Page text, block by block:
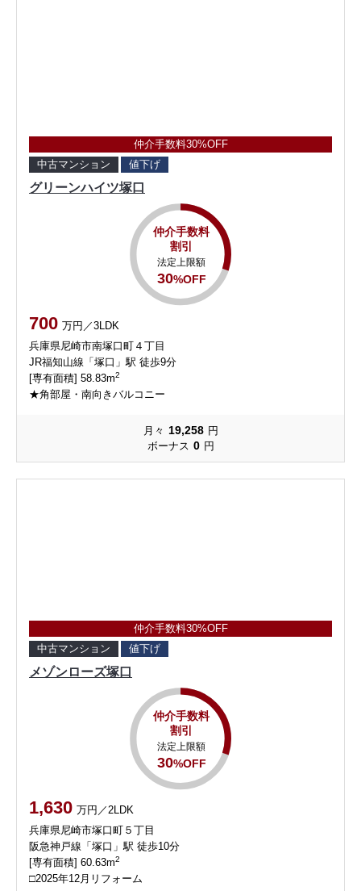
仲介手数料30%OFF
中古マンション
値下げ
グリーンハイツ塚口
仲介手数料
割引
法定上限額
30%OFF
700 万円／3LDK
兵庫県尼崎市南塚口町４丁目
JR福知山線「塚口」駅 徒歩9分
[専有面積] 58.83m2
★角部屋・南向きバルコニー
月々 19,258 円
ボーナス 0 円
仲介手数料30%OFF
中古マンション
値下げ
メゾンローズ塚口
仲介手数料
割引
法定上限額
30%OFF
1,630 万円／2LDK
兵庫県尼崎市塚口町５丁目
阪急神戸線「塚口」駅 徒歩10分
[専有面積] 60.63m2
□2025年12月リフォーム